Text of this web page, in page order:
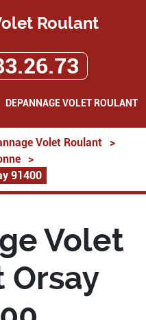
Roulant
DEPANNAGE VOLET ROULANT
Volet Roulant
>
>
91400
Volet
Orsay